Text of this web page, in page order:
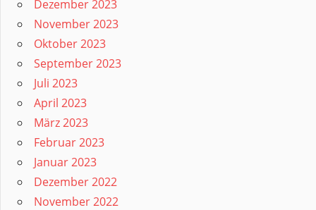
Dezember 2023
November 2023
Oktober 2023
September 2023
Juli 2023
April 2023
März 2023
Februar 2023
Januar 2023
Dezember 2022
November 2022